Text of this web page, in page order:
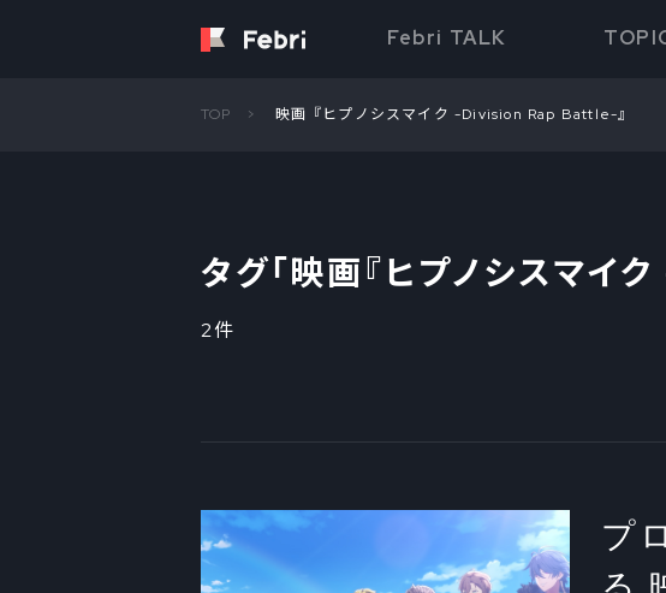
Febri TALK
TOP 映画『ヒプノシスマイク -Division Rap Battle-』
タグ「映画『ヒプノシスマ
2件
プ